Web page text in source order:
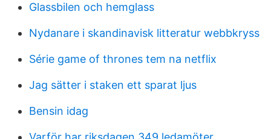
Glassbilen och hemglass
Nydanare i skandinavisk litteratur webbkryss
Série game of thrones tem na netflix
Jag sätter i staken ett sparat ljus
Bensin idag